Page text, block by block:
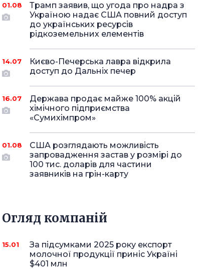
01.08
Трамп заявив, що угода про надра з
Україною надає США повний доступ
до українських ресурсів
рідкоземельних елементів
14.07
Києво-Печерська лавра відкрила
доступ до Дальніх печер
16.07
Держава продає майже 100% акцій
хімічного підприємства
«Сумихімпром»
01.08
США розглядають можливість
запровадження застав у розмірі до
100 тис. доларів для частини
заявників на грін-карту
Огляд компаній
15.01
За підсумками 2025 року експорт
молочної продукції приніс Україні
$401 млн